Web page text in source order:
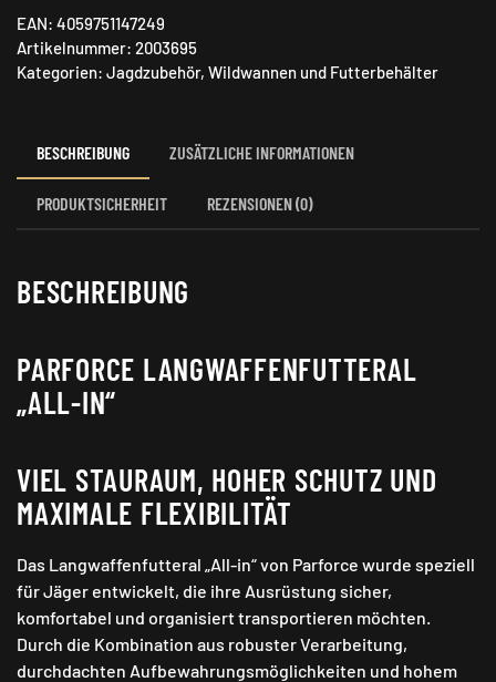
in
Menge
EAN: 4059751147249
Artikelnummer: 2003695
Kategorien: Jagdzubehör, Wildwannen und Futterbehälter
BESCHREIBUNG ZUSÄTZLICHE INFORMATIONEN
PRODUKTSICHERHEIT REZENSIONEN (0)
BESCHREIBUNG
PARFORCE LANGWAFFENFUTTERAL
„ALL-IN“
VIEL STAURAUM, HOHER SCHUTZ UND
MAXIMALE FLEXIBILITÄT
Das Langwaffenfutteral „All-in“ von Parforce wurde speziell
für Jäger entwickelt, die ihre Ausrüstung sicher,
komfortabel und organisiert transportieren möchten.
Durch die Kombination aus robuster Verarbeitung,
durchdachten Aufbewahrungsmöglichkeiten und hohem